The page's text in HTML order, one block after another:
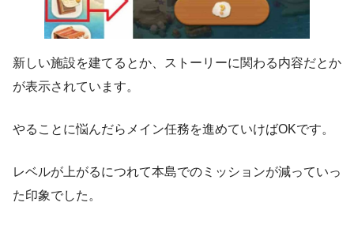
新しい施設を建てるとか、ストーリーに関わる内容だとか
が表示されています。
やることに悩んだらメイン任務を進めていけばOKです。
レベルが上がるにつれて本島でのミッションが減っていっ
た印象でした。